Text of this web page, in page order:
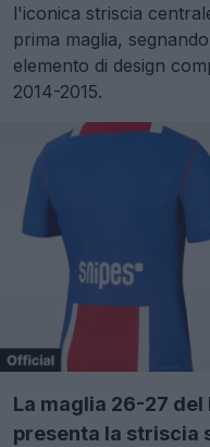
l'iconica striscia
prima maglia,
elemento di design
2014-2015.
La maglia 26-27
presenta la striscia